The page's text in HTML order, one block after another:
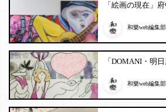
「絵画の現在」
和樂web編集部
「DOMANI・明
和樂web編集部